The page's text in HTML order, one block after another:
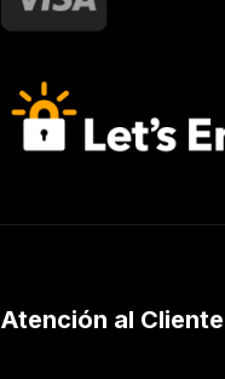
Atención al Cliente